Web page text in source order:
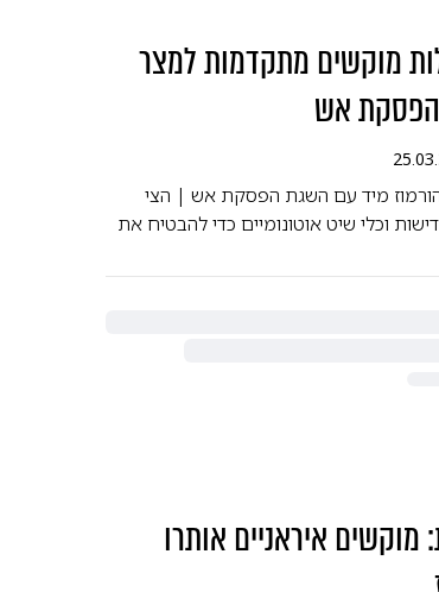
מוקשים מתקדמות למצר
הפסקת אש
הורמוז מיד עם השגת הפסקת אש | הצי
וכלי שיט אוטונומיים כדי להבטיח את
מוקשים איראניים אותרו